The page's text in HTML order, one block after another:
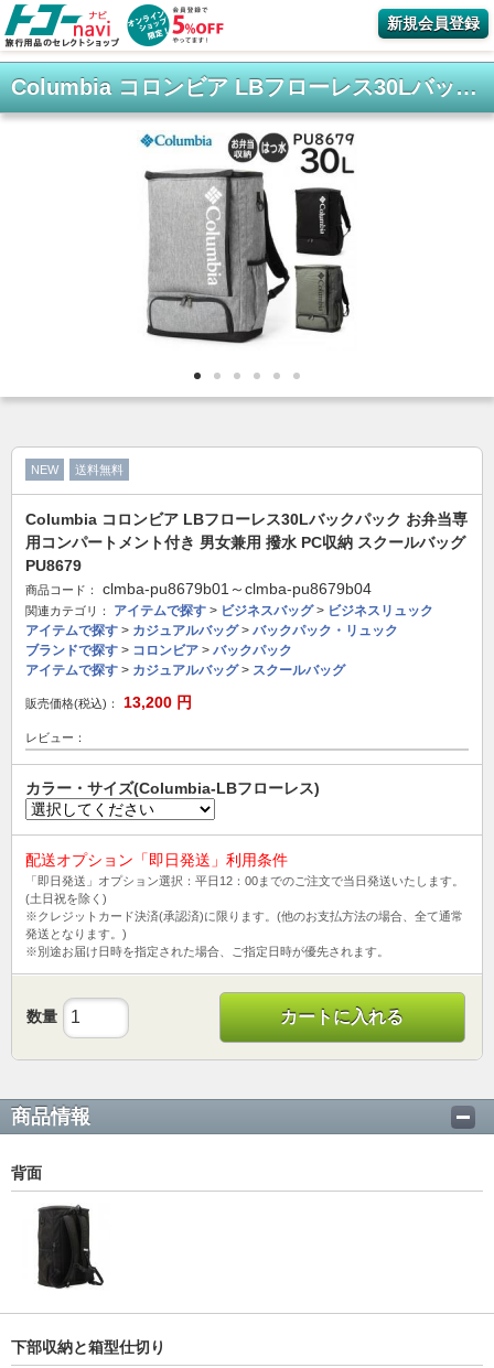
新規会員登録
Columbia コロンビア LBフローレス30Lバックパック お弁当専用コンパートメント付き 男女兼用 撥水 PC収納 スクールバッグ PU8679
NEW 送料無料
Columbia コロンビア LBフローレス30Lバックパック お弁当専
用コンパートメント付き 男女兼用 撥水 PC収納 スクールバッグ
PU8679
商品コード： clmba-pu8679b01～clmba-pu8679b04
関連カテゴリ： アイテムで探す > ビジネスバッグ> ビジネスリュック
アイテムで探す > カジュアルバッグ> バックパック・リュック
ブランドで探す > コロンビア > バックパック
アイテムで探す > カジュアルバッグ> スクールバッグ
販売価格(税込)： 13,200 円
レビュー：
カラー・サイズ(Columbia-LBフローレス)
配送オプション「即日発送」利用条件
「即日発送」オプション選択：平日12：00までのご注文で当日発送いたします。
(土日祝を除く)
※クレジットカード決済(承認済)に限ります。(他のお支払方法の場合、全て通常
発送となります。)
※別途お届け日時を指定された場合、ご指定日時が優先されます。
数量 カートに入れる
商品情報
背面
下部収納と箱型仕切り